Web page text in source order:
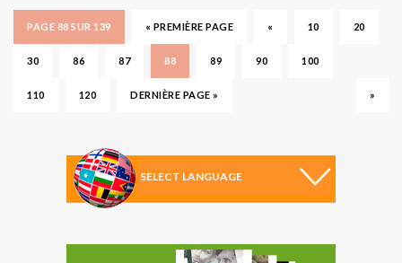
PAGE 88 SUR 139 « PREMIÈRE PAGE « 10 20
30 86 87 88 89 90 100
110 120 »
DERNIÈRE PAGE »